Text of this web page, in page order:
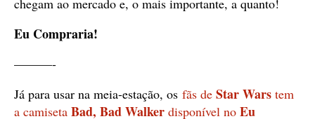
chegam ao mercado e, o mais importante, a quanto!
Eu Compraria!
———-
Já para usar na meia-estação, os fãs de Star Wars tem
a camiseta Bad, Bad Walker disponível no Eu